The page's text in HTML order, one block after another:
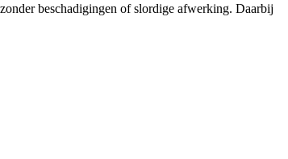
beschadigingen of slordige afwerking. Daarbij